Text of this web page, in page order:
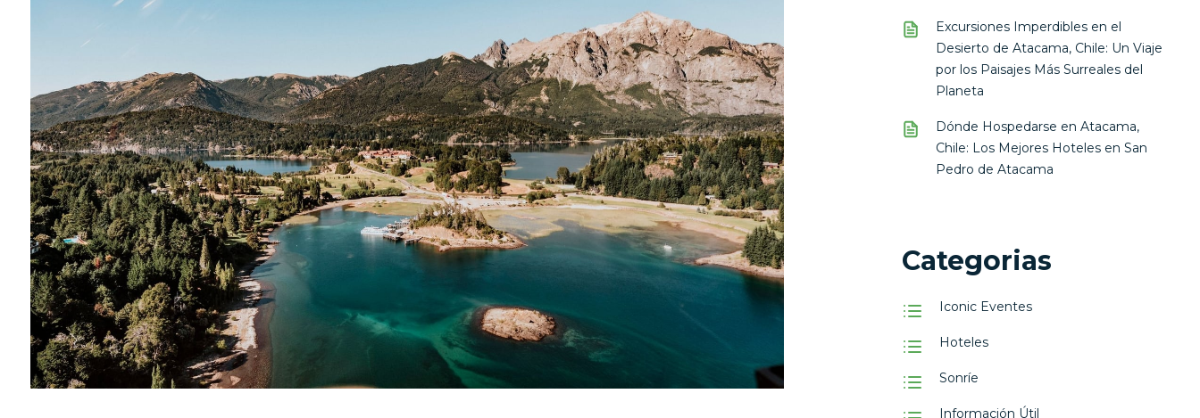
Excursiones Imperdibles en el
Desierto de Atacama, Chile: Un Viaje
por los Paisajes Más Surreales del
Planeta
Dónde Hospedarse en Atacama,
Chile: Los Mejores Hoteles en San
Pedro de Atacama
Categorias
Iconic Eventes
Hoteles
Sonríe
Información Útil